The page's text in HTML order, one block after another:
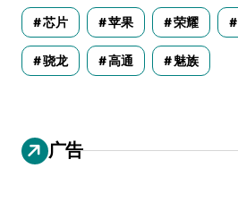
芯片 苹果 荣耀
骁龙 高通 魅族
广告